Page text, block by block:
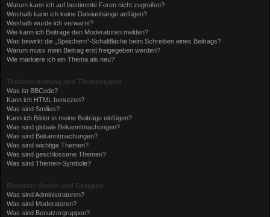
Warum kann ich auf bestimmte Foren nicht zugreifen?
Weshalb kann ich keine Dateianhänge anfügen?
Weshalb wurde ich verwarnt?
Wie kann ich Beiträge den Moderatoren melden?
Was bewirkt die „Speichern“-Schaltfläche beim Schreiben eines Beitrags?
Warum muss mein Beitrag erst freigegeben werden?
Wie markiere ich ein Thema als neu?
Textformatierung und Thementypen
Was ist BBCode?
Kann ich HTML benutzen?
Was sind Smilies?
Kann ich Bilder in meine Beiträge einfügen?
Was sind globale Bekanntmachungen?
Was sind Bekanntmachungen?
Was sind wichtige Themen?
Was sind geschlossene Themen?
Was sind Themen-Symbole?
Benutzer-Stufen und Gruppen
Was sind Administratoren?
Was sind Moderatoren?
Was sind Benutzergruppen?